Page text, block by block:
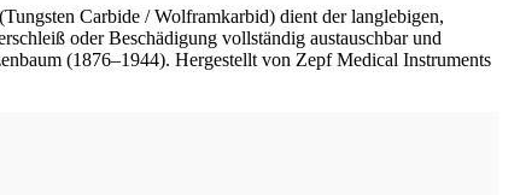
Carbide / Wolframkarbid) dient der langlebigen,
oder Beschädigung vollständig austauschbar und
(1876–1944). Hergestellt von Zepf Medical Instruments